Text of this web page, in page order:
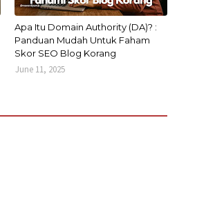
Apa Itu Domain Authority (DA)? :
Panduan Mudah Untuk Faham
Skor SEO Blog Korang
June 11, 2025